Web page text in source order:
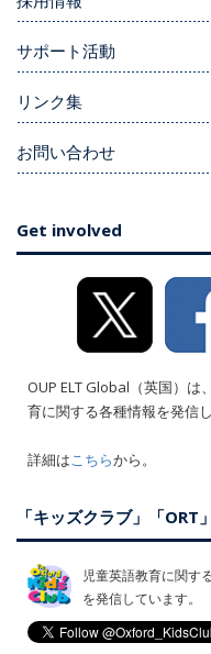
サポート活動
リンク集
お問い合わせ
Get involved
OUP ELT Global（英国）は
育に関する各種情報を発信し
詳細はこちらから。
「キッズクラブ」「
児童英語教育に関す
を発信しています。